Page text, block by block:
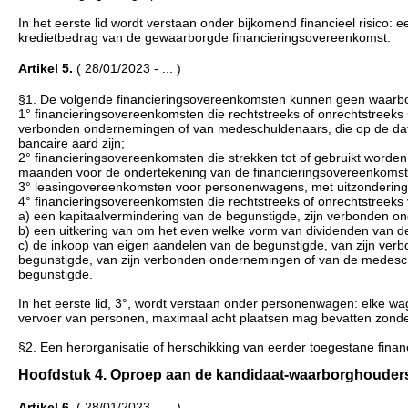
In het eerste lid wordt verstaan onder bijkomend financieel risico:
kredietbedrag van de gewaarborgde financieringsovereenkomst.
Artikel 5. ( 28/01/2023 - ... )
§1. De volgende financieringsovereenkomsten kunnen geen
1° financieringsovereenkomsten die rechtstreeks of
verbonden ondernemingen of van medeschuldenaars, die op de
bancaire aard zijn;
2° financieringsovereenkomsten die strekken tot of gebruikt
maanden voor de ondertekening van de
3° leasingovereenkomsten voor personenwagens, met
4° financieringsovereenkomsten die rechtstreeks of
a) een kapitaalvermindering van de begunstigde, zijn verbonden
b) een uitkering van om het even welke vorm van dividenden van
c) de inkoop van eigen aandelen van de begunstigde, van zijn
begunstigde, van zijn verbonden ondernemingen of van de
begunstigde.
In het eerste lid, 3°, wordt verstaan onder personenwagen: elke
vervoer van personen, maximaal acht plaatsen mag bevatten
§2. Een herorganisatie of herschikking van eerder toegestane
Hoofdstuk 4. Oproep aan de kandidaat-